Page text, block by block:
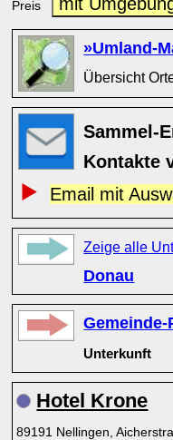
Preis
»Umland-
Übersicht
Sammel-
Kontakte
Email mit
Zeige alle
Donau
Gemeinde-
Unterkunft
Hotel Krone
89191 Nellingen,